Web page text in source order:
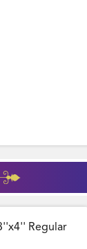
Regular